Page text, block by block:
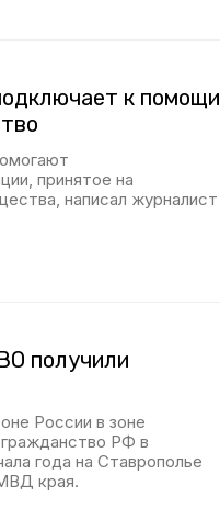
к помощи
принятое на
написал журналист
получили
России в зоне
РФ в
года на Ставрополье
края.